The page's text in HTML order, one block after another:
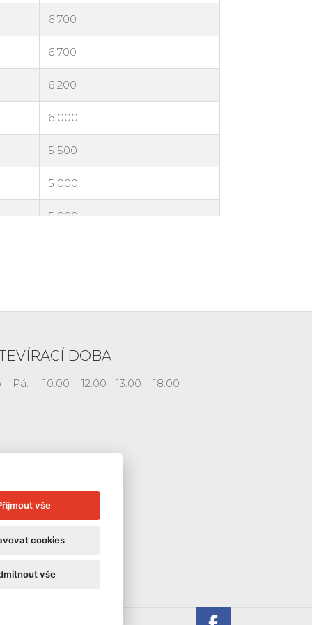
DOBA
– Pá: 10:00 – 12:00 | 13:00 – 18:00
vše
cookies
vše